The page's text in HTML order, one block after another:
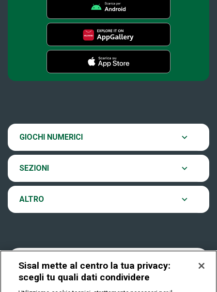
GIOCHI NUMERICI
SuperEnalotto
EuroJackpot
VinciCasa
Play Your Date
SEZIONI
Scopri il gioco
Ultima estrazione
Archivio estrazioni
FAQ
ALTRO
Contatti
Notifiche
Cookies
Sisal mette al centro la tua privacy:
scegli tu quali dati condividere